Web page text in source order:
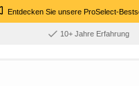
Entdecken Sie unsere ProSelect-
10+ Jahre Erfahrung